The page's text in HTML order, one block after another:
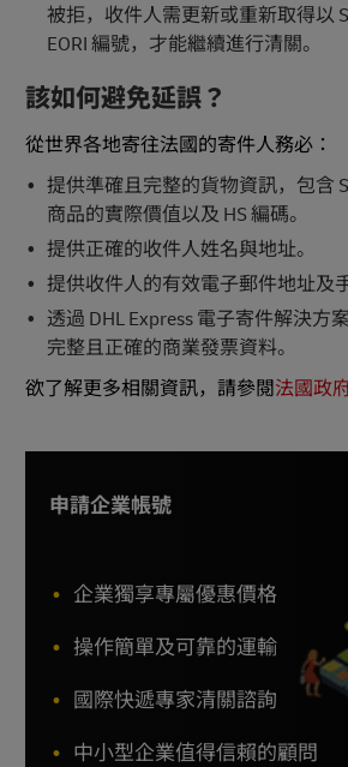
被拒，收件人需更新或重新取得以
EORI 編號，才能繼續進行清關。
該如何避免延誤？
從世界各地寄往法國的寄件人務必：
提供準確且完整的貨物資訊，包含
商品的實際價值以及 HS 編碼。
提供正確的收件人姓名與地址。
提供收件人的有效電子郵件地址及
透過 DHL Express 電子寄件解決方
完整且正確的商業發票資料。
欲了解更多相關資訊，請參閱法國政
申請企業帳號
企業獨享專屬優惠價格
操作簡單及可靠的運輸
國際快遞專家清關諮詢
中小型企業值得信賴的顧問